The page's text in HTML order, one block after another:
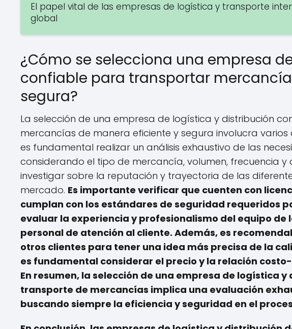
El papel vital de las empresas de logística y transporte
global
¿Cómo se selecciona una empresa
confiable para transportar
segura?
La selección de una empresa de logística y distribución
mercancías de manera eficiente y segura involucra
es fundamental realizar un análisis exhaustivo de las
considerando el tipo de mercancía, volumen, frecuencia y
investigar sobre la reputación y trayectoria de las
mercado. Es importante verificar que cuenten con
cumplan con los estándares de seguridad requeridos
evaluar la experiencia y profesionalismo del equipo de
personal de atención al cliente. Además, es
otros clientes para tener una idea más precisa de la
es fundamental considerar el precio y la relación
En resumen, la selección de una empresa de logística
transporte de mercancías implica una evaluación
buscando siempre la eficiencia y seguridad en el